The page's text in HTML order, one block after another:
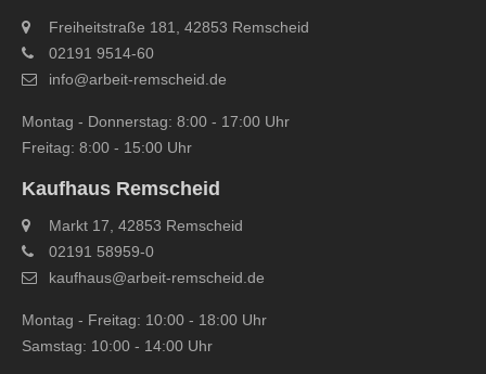
Freiheitstraße 181, 42853 Remscheid
02191 9514-60
info@arbeit-remscheid.de
Montag - Donnerstag: 8:00 - 17:00 Uhr
Freitag: 8:00 - 15:00 Uhr
Kaufhaus Remscheid
Markt 17, 42853 Remscheid
02191 58959-0
kaufhaus@arbeit-remscheid.de
Montag - Freitag: 10:00 - 18:00 Uhr
Samstag: 10:00 - 14:00 Uhr